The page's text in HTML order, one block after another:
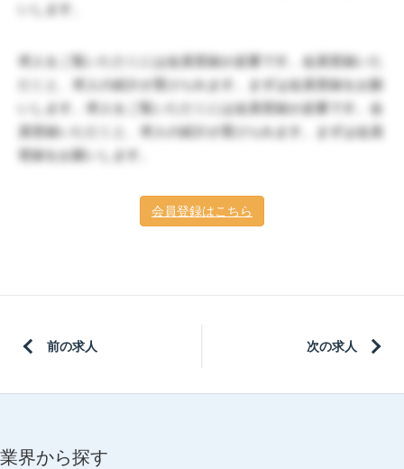
いします。
求人をご覧いただくには会員登録が必要です。会員登録いた
だくと、求人の紹介が受けられます。まずは会員登録をお願
いします。求人をご覧いただくには会員登録が必要です。会
員登録いただくと、求人の紹介が受けられます。まずは会員
登録をお願いします。
会員登録はこちら
前の求人 次の求人
業界から探す